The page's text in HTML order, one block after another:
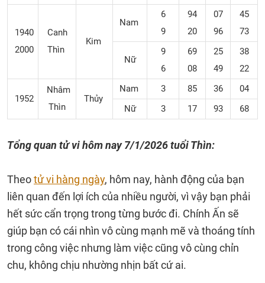
1940
2000
Canh
Thìn
Kim
Nam
6
9
94
20
07
96
45
73
Nữ
9
6
69
08
25
49
38
22
1952
Nhâm
Thìn
Thủy
Nam 3 85 36
04
Nữ
3 17 93 68
Tổng quan tử vi hôm nay7/1/2026 tuổi Thìn:
Theotử vi hàng ngày, hôm nay, hành động của bạn
liên quan đến lợi ích của nhiều người, vì vậy bạn phải
hết sức cẩn trọng trong từng bước đi. Chính Ấn sẽ
giúp bạn có cái nhìn vô cùng mạnh mẽ và thoáng tính
trong công việc nhưng làm việc cũng vô cùng chỉn
chu, không chịu nhường nhịn bất cứ ai.